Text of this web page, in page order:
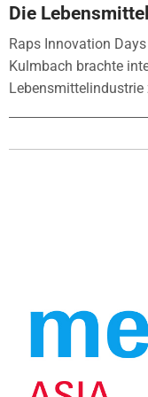
Die
Raps Innovation
Kulmbach brachte
Lebensmittelindustrie